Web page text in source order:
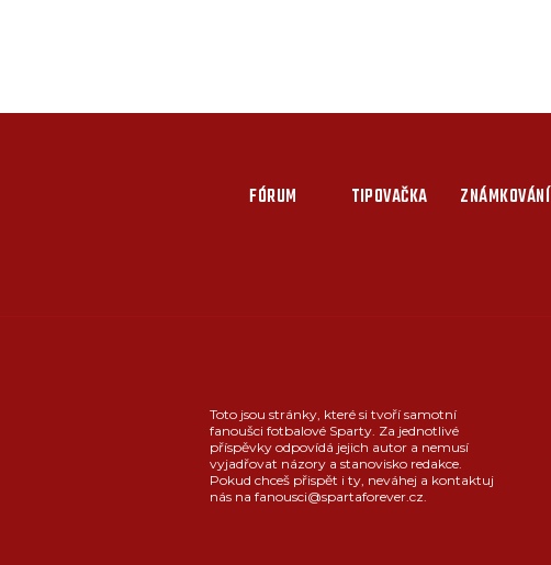
FÓRUM TIPOVAČKA ZNÁMKOVÁNÍ
Toto jsou stránky, které si tvoří samotní
fanoušci fotbalové Sparty. Za jednotlivé
příspěvky odpovídá jejich autor a nemusí
vyjadřovat názory a stanovisko redakce.
Pokud chceš přispět i ty, neváhej a kontaktuj
nás na fanousci@spartaforever.cz.